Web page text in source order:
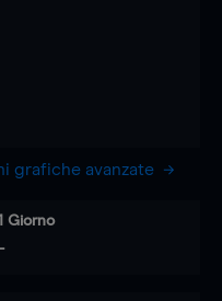
grafiche avanzate
Giorno
-